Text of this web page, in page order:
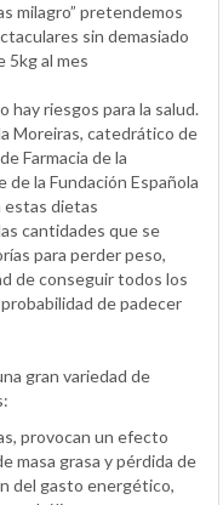
milagro” pretendemos
sin demasiado
5kg al mes
hay riesgos para la salud.
Moreiras, catedrático de
Farmacia de la
de la Fundación Española
estas dietas
cantidades que se
para perder peso,
de conseguir todos los
de padecer
gran variedad de
provocan un efecto
masa grasa y pérdida de
del gasto energético,